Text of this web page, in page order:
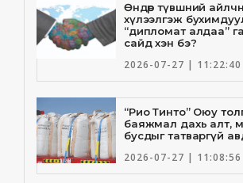
Өндөр түвшний
хүлээлгэж
“дипломат алдаа”
сайд хэн бэ?
2026-07-27 | 11:22:40
“Рио Тинто” Оюу
баяжмал дахь алт,
бусдыг татваргүй
2026-07-27 | 11:08:56